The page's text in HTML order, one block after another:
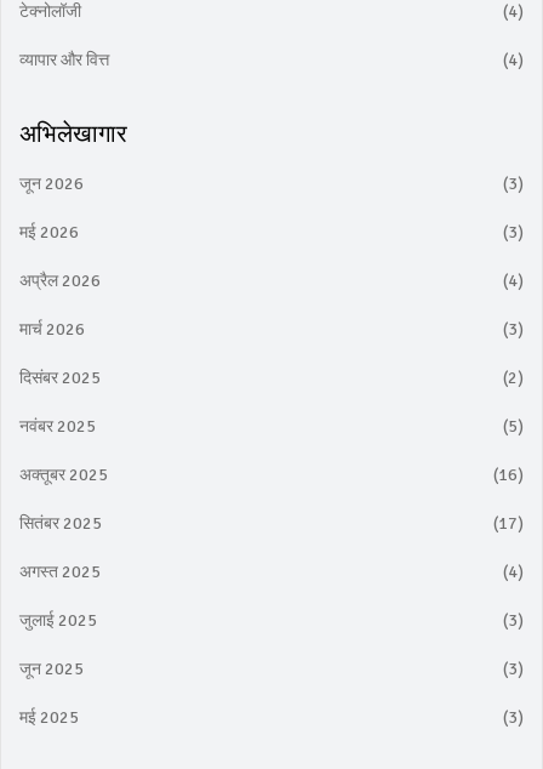
टेक्नोलॉजी (4)
व्यापार और वित्त (4)
अभिलेखागार
जून 2026 (3)
मई 2026 (3)
अप्रैल 2026 (4)
मार्च 2026 (3)
दिसंबर 2025 (2)
नवंबर 2025 (5)
अक्तूबर 2025 (16)
सितंबर 2025 (17)
अगस्त 2025 (4)
जुलाई 2025 (3)
जून 2025 (3)
मई 2025 (3)